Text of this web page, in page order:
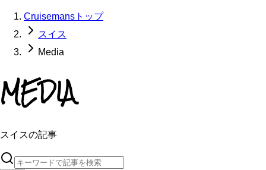
Cruisemansトップ
スイス
Media
MEDIA
スイスの記事